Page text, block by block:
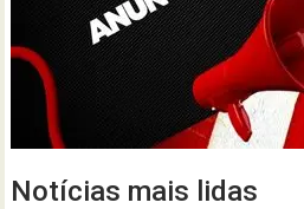
Notícias mais lidas